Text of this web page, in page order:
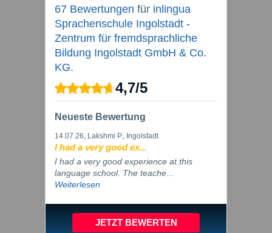
67 Bewertungen für inlingua
Sprachenschule Ingolstadt -
Zentrum für fremdsprachliche
Bildung Ingolstadt GmbH & Co.
KG.
4,7/5
Neueste Bewertung
14.07.26, Lakshmi P., Ingolstadt
I had a very good ex...
I had a very good experience at this
language school. The teache...
Weiterlesen
JETZT BEWERTEN